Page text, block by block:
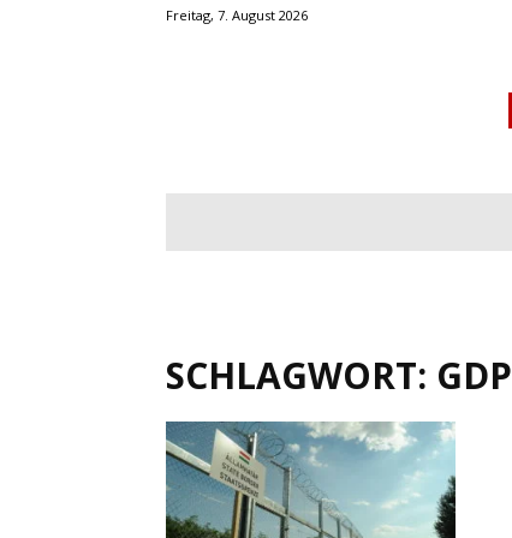
Freitag, 7. August 2026
SCHLAGWORT: GDP